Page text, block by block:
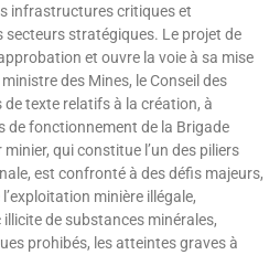
infrastructures critiques et
secteurs stratégiques. Le projet de
et ouvre la voie à sa mise
des Mines, le Conseil des
texte relatifs à la création, à
de fonctionnement de la Brigade
qui constitue l’un des piliers
est confronté à des défis majeurs,
minière illégale,
de substances minérales,
prohibés, les atteintes graves à